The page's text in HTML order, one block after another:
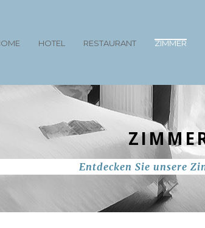
HOTEL RESTAURANT ZIMMER
Entdecken Sie unsere